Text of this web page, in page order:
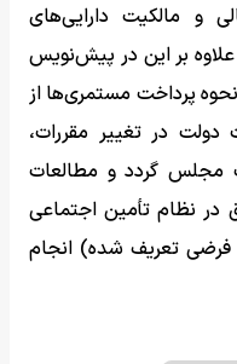
و مالکیت دارایی‌های
بر این در پیش‌نویس
پرداخت مستمری‌ها از
در تغییر مقررات،
مجلس گردد و مطالعات
در نظام تأمین اجتماعی
تعریف شده) انجام